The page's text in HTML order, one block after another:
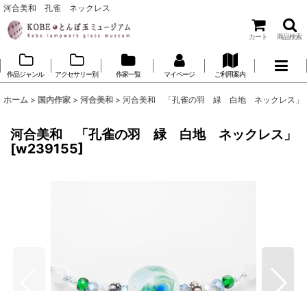
河合美和 孔雀 ネックレス
カート 商品検索
作品ジャンル アクセサリー別 作家一覧 マイページ ご利用案内
ホーム > 国内作家 > 河合美和 > 河合美和 「孔雀の羽 緑 白地 ネックレス」
河合美和 「孔雀の羽 緑 白地 ネックレス」
[w239155]